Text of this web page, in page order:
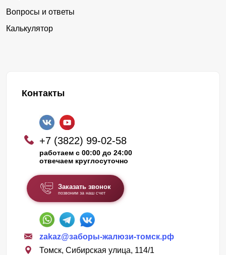
Вопросы и ответы
Калькулятор
Контакты
+7 (3822) 99-02-58
работаем с 00:00 до 24:00
отвечаем круглосуточно
Заказать звонок
позвоним за наш счет
zakaz@заборы-жалюзи-томск.рф
Томск, Сибирская улица, 114/1